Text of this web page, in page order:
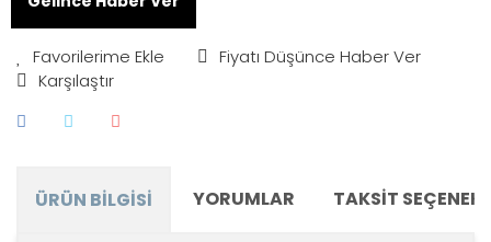
Fiyatı Düşünce Haber Ver
Karşılaştır
ÜRÜN BILGISI YORUMLAR TAKSIT